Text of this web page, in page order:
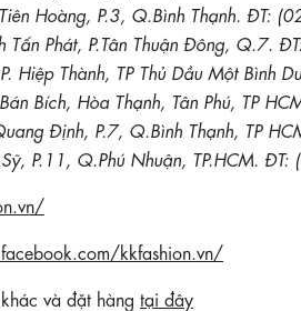
Hoàng, P.3, Q.Bình Thạnh. ĐT:
Tấn Phát, P.Tân Thuận Đông, Q.7.
Hiệp Thành, TP Thủ Dầu Một Bình
Bích, Hòa Thạnh, Tân Phú, TP
Định, P.7, Q.Bình Thạnh, TP
P.11, Q.Phú Nhuận, TP.HCM.
kkfashion.vn/
và đặt hàng tại đây